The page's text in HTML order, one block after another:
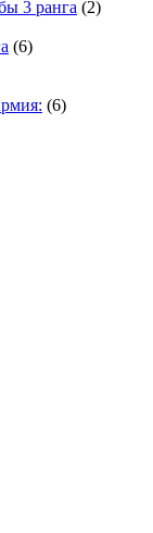
3 ранга (2)
(6)
(6)